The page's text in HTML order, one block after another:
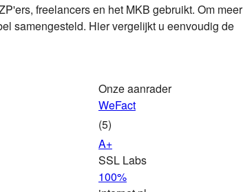
freelancers en het MKB gebruikt. Om meer
samengesteld. Hier vergelijkt u eenvoudig de
Onze aanrader
WeFact
(5)
A+
SSL Labs
100%